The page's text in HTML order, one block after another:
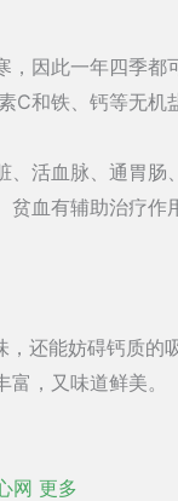
因此一年四季都
C和铁、钙等无
活血脉、通胃
血有辅助治疗
还能妨碍钙质的
，又味道鲜美。
网 更多